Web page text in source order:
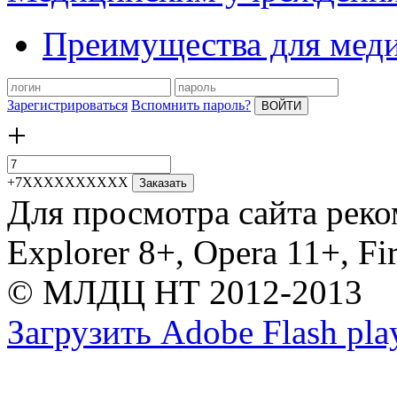
Преимущества для
Зарегистрироваться Вспомнить пароль? ВОЙТИ
+
+7XXXXXXXXXX Заказать
Для просмотра сайта
Explorer 8+, Opera 11+,
© МЛДЦ НТ 2012-2013
Загрузить Adobe Flash